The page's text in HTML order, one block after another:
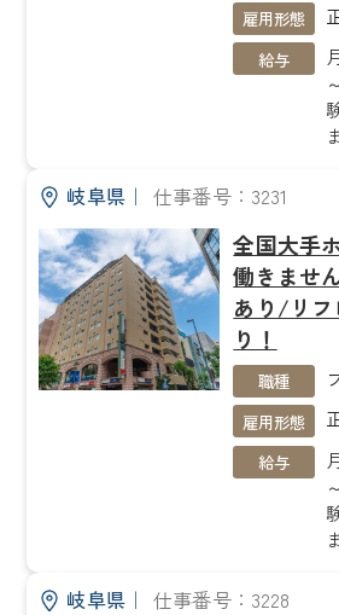
雇用形態
給与
岐阜県｜ 仕事番号：3231
全国大手
働きませ
あり/リフ
り！
職種
雇用形態
給与
岐阜県｜ 仕事番号：3228